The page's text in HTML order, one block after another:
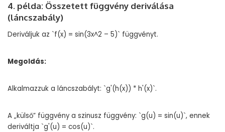
4. példa: Összetett függvény deriválása
(láncszabály)
Deriváljuk az `f(x) = sin(3x^2 – 5)` függvényt.
Megoldás:
Alkalmazzuk a láncszabályt: `g'(h(x)) * h'(x)`.
A „külső” függvény a szinusz függvény: `g(u) = sin(u)`, ennek
deriváltja `g'(u) = cos(u)`.